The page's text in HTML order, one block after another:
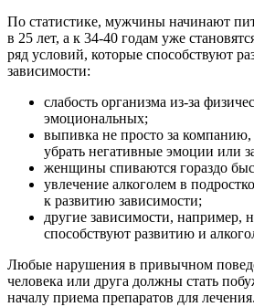
По статистике, мужчины начинают
в 25 лет, а к 34-40 годам уже
ряд условий, которые способствуют
зависимости:
слабость организма из-за
эмоциональных;
выпивка не просто за
убрать негативные эмоции или
женщины спиваются гораздо
увлечение алкоголем в
к развитию зависимости;
другие зависимости, например,
способствуют развитию и
Любые нарушения в привычном
человека или друга должны стать
началу приема препаратов для лечения.